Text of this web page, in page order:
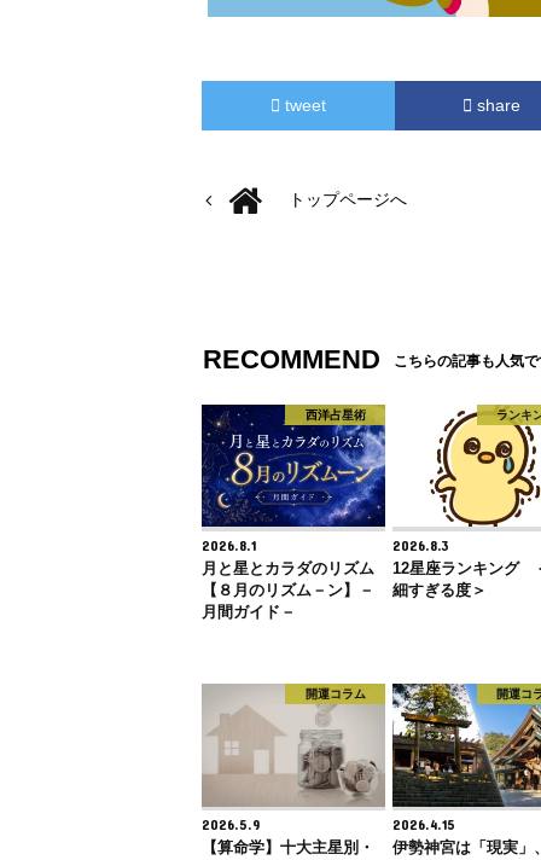
tweet share
トップページへ
RECOMMEND こちらの記事も人気
西洋占星術
2026.8.1
月と星とカラダのリズム
【８月のリズム－ン】－
月間ガイド－
ランキ
2026.8.3
12星座ランキング
細すぎる度＞
開運コラム
2026.5.9
【算命学】十大主星別・
開運コ
2026.4.15
伊勢神宮は「現実」